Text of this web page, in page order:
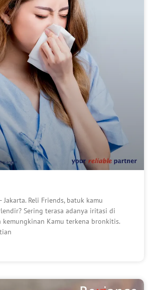
Jakarta. Reli Friends, batuk kamu
Sering terasa adanya iritasi di
kemungkinan Kamu terkena bronkitis.